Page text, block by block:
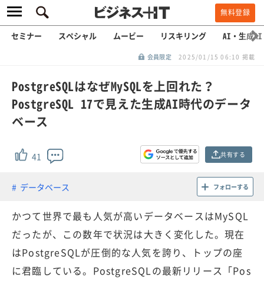
無料登録
セミナー スペシャル ムービー リスキリング AI・生成AI
会員限定 2025/01/15 06:10 掲載
PostgreSQLはなぜMySQLを上回れた？
PostgreSQL 17で見えた生成AI時代のデータ
ベース
41 共有する
データベース フォローする
かつて世界で最も人気が高いデータベースはMySQL
だったが、この数年で状況は大きく変化した。現在
はPostgreSQLが圧倒的な人気を誇り、トップの座
に君臨している。PostgreSQLの最新リリース「Pos